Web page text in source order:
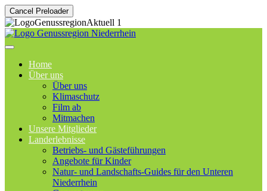
Cancel Preloader
Home
Über uns
Über uns
Klimaschutz
Film ab
Mitmachen
Unsere Mitglieder
Landerlebnisse
Betriebs- und Gästeführungen
Angebote für Kinder
Natur- und Landschafts-Guides für den Unteren
Niederrhein